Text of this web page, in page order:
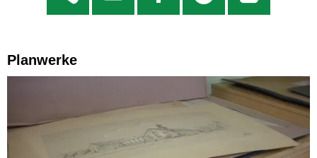
Planwerke
Planwerke